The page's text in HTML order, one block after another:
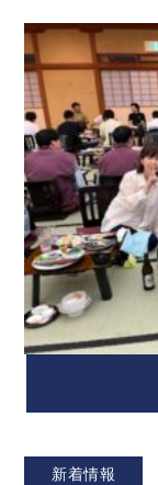
新着情報